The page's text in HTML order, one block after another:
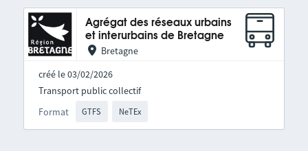
Agrégat des réseaux urbains
et interurbains de Bretagne
Bretagne
créé le 03/02/2026
Format GTFS NeTEx
Transport public collectif